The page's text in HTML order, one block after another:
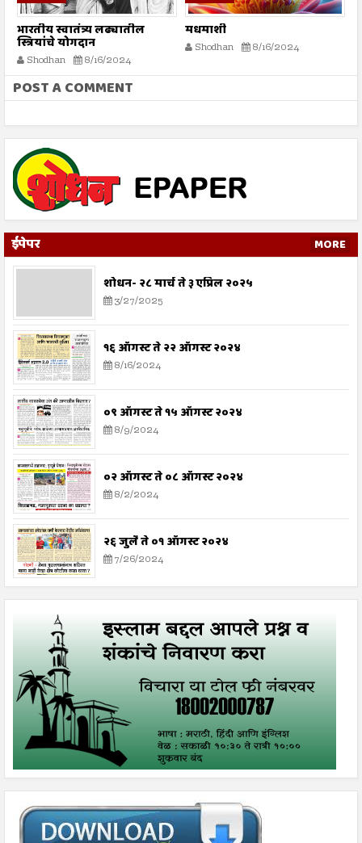
भारतीय स्वातंत्र्य लढ्यातील
स्त्रियांचे योगदान
Shodhan 8/16/2024
मधमाशी
Shodhan 8/16/2024
POST A COMMENT
ईपेपर MORE
शोधन- २८ मार्च ते ३ एप्रिल २०२५
3/27/2025
१६ ऑगस्ट ते २२ ऑगस्ट २०२४
8/16/2024
०९ ऑगस्ट ते १५ ऑगस्ट २०२४
8/9/2024
०२ ऑगस्ट ते ०८ ऑगस्ट २०२४
8/2/2024
२६ जुलै ते ०१ ऑगस्ट २०२४
7/26/2024